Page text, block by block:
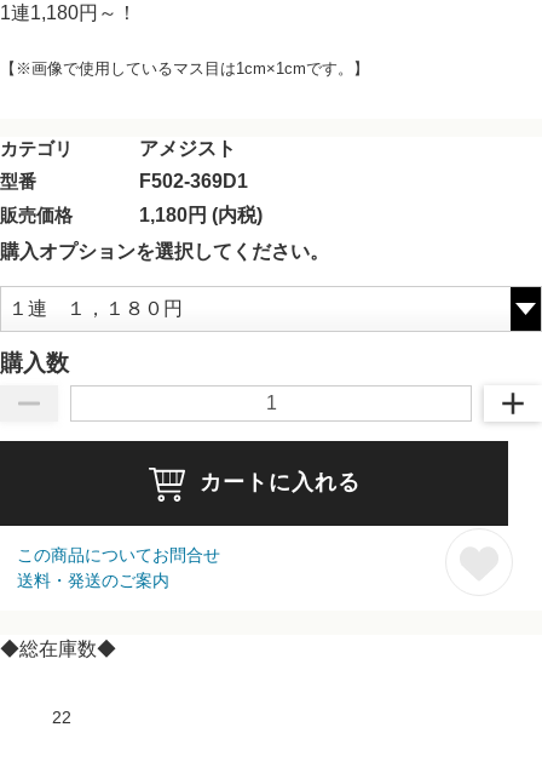
1連1,180円～！
【※画像で使用しているマス目は1cm×1cmです。】
カテゴリ
アメジスト
型番
F502-369D1
販売価格
1,180円 (内税)
購入オプションを選択してください。
購入数
カートに入れる
この商品についてお問合せ
送料・発送のご案内
◆総在庫数◆
22